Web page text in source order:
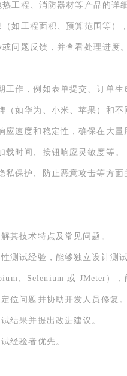
工程、消防器材等产品的详
如工程面积、预算范围等）
问题反馈，并查看处理进度。
作，例如表单提交、订单生
（如华为、小米、苹果）和
速度和稳定性，确保在大量
时间、按钮响应灵敏度等。
保护、防止恶意攻击等方面
其技术特点及常见问题。
测试经验，能够独立设计测
、Selenium 或 JMeter），
位问题并协助开发人员修复。
结果并提出改进建议。
经验者优先。